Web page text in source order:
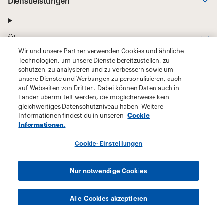
Wir und unsere Partner verwenden Cookies und ähnliche
Technologien, um unsere Dienste bereitzustellen, zu
schützen, zu analysieren und zu verbessern sowie um
unsere Dienste und Werbungen zu personalisieren, auch
auf Webseiten von Dritten. Dabei können Daten auch in
Länder übermittelt werden, die möglicherweise kein
gleichwertiges Datenschutzniveau haben. Weitere
Informationen findest du in unseren
Cookie
Informationen.
Cookie-Einstellungen
Nur notwendige Cookies
Alle Cookies akzeptieren